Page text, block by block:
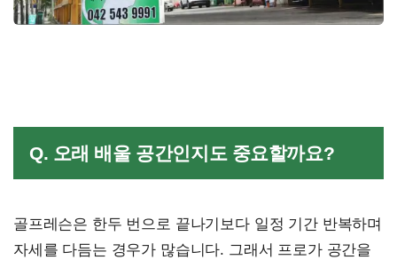
Q. 오래 배울 공간인지도 중요할까요?
골프레슨은 한두 번으로 끝나기보다 일정 기간 반복하며
자세를 다듬는 경우가 많습니다. 그래서 프로가 공간을